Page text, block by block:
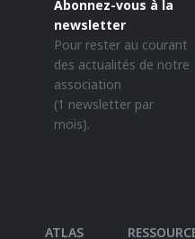
Abonnez-vous à la
newsletter
Pour rester au courant
des actualités de notre
association
(1 newsletter par
mois).
ATLAS